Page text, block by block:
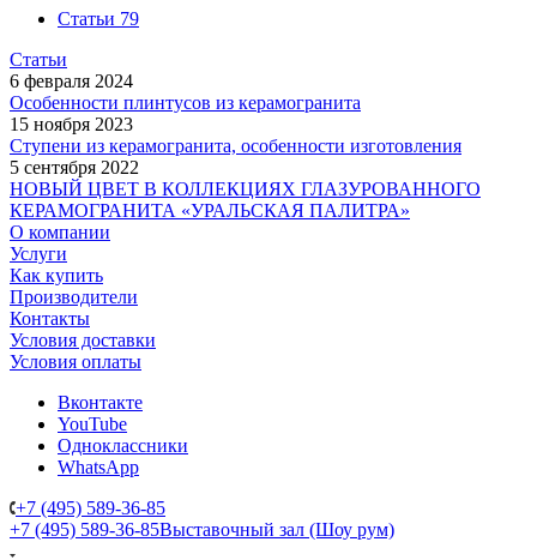
Статьи 79
Статьи
6 февраля 2024
Особенности плинтусов из керамогранита
15 ноября 2023
Ступени из керамогранита, особенности изготовления
5 сентября 2022
НОВЫЙ ЦВЕТ В КОЛЛЕКЦИЯХ ГЛАЗУРОВАННОГО
КЕРАМОГРАНИТА «УРАЛЬСКАЯ ПАЛИТРА»
О компании
Услуги
Как купить
Производители
Контакты
Условия доставки
Условия оплаты
Вконтакте
YouTube
Одноклассники
WhatsApp
+7 (495) 589-36-85
+7 (495) 589-36-85Выставочный зал (Шоу рум)